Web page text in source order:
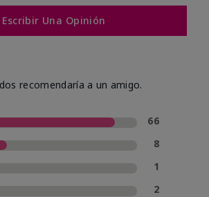
Escribir Una Opinión
recomendaría a un amigo.
66
8
1
2